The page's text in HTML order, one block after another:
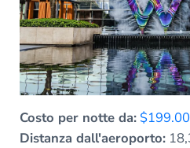
Costo per notte da: $199.00
Distanza dall'aeroporto: